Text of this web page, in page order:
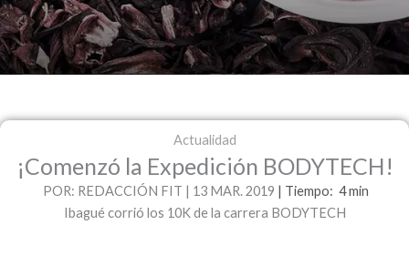
Actualidad
¡Comenzó la Expedición BODYTECH!
POR: REDACCIÓN FIT | 13 MAR. 2019 | Tiempo: 4min
Ibagué corrió los 10K de la carrera BODYTECH